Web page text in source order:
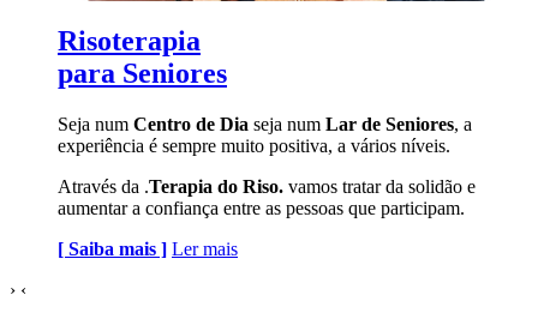
Risoterapia
para Seniores
Seja num Centro de Dia seja num Lar de Seniores, a
experiência é sempre muito positiva, a vários níveis.
Através da .Terapia do Riso. vamos tratar da solidão e
aumentar a confiança entre as pessoas que participam.
[ Saiba mais ] Ler mais
› ‹